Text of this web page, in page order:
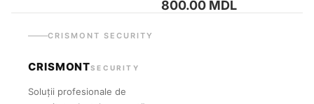
800.00 MDL
CRISMONT SECURITY
CRISMONTSECURITY
Soluții profesionale de